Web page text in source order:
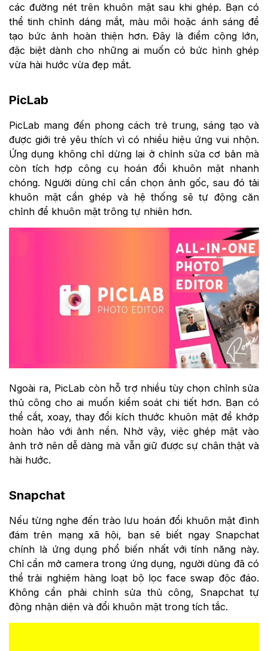
các đường nét trên khuôn mặt sau khi ghép. Bạn có
thể tinh chỉnh dáng mắt, màu môi hoặc ánh sáng để
tạo bức ảnh hoàn thiện hơn. Đây là điểm cộng lớn,
đặc biệt dành cho những ai muốn có bức hình ghép
vừa hài hước vừa đẹp mắt.
PicLab
PicLab mang đến phong cách trẻ trung, sáng tạo và
được giới trẻ yêu thích vì có nhiều hiệu ứng vui nhộn.
Ứng dụng không chỉ dừng lại ở chỉnh sửa cơ bản mà
còn tích hợp công cụ hoán đổi khuôn mặt nhanh
chóng. Người dùng chỉ cần chọn ảnh gốc, sau đó tải
khuôn mặt cần ghép và hệ thống sẽ tự động căn
chỉnh để khuôn mặt trông tự nhiên hơn.
Ngoài ra, PicLab còn hỗ trợ nhiều tùy chọn chỉnh sửa
thủ công cho ai muốn kiểm soát chi tiết hơn. Bạn có
thể cắt, xoay, thay đổi kích thước khuôn mặt để khớp
hoàn hảo với ảnh nền. Nhờ vậy, việc ghép mặt vào
ảnh trở nên dễ dàng mà vẫn giữ được sự chân thật và
hài hước.
Snapchat
Nếu từng nghe đến trào lưu hoán đổi khuôn mặt đình
đám trên mạng xã hội, bạn sẽ biết ngay Snapchat
chính là ứng dụng phổ biến nhất với tính năng này.
Chỉ cần mở camera trong ứng dụng, người dùng đã có
thể trải nghiệm hàng loạt bộ lọc face swap độc đáo.
Không cần phải chỉnh sửa thủ công, Snapchat tự
động nhận diện và đổi khuôn mặt trong tích tắc.